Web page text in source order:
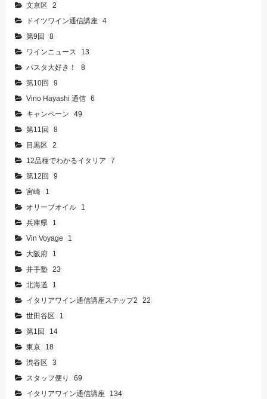
文京区
2
ドイツワイン通信講座 4
第9回
8
ワインニュース
13
パスタ大好き！
8
第10回
9
Vino Hayashi 通信 6
キャンペーン
49
第11回
8
目黒区
2
12品種でわかるイタリア
7
第12回
9
宮崎
1
オリーブオイル
1
兵庫県
1
Vin Voyage
1
大阪府
1
井手塾 23
北海道
1
イタリアワイン通信講座ステップ2
22
世田谷区
1
第1回
14
東京
18
渋谷区
3
スタッフ便り
69
イタリアワイン通信講座
134